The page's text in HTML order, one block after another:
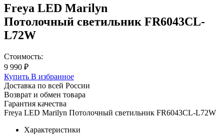
Freya LED Marilyn
Потолочный светильник FR6043CL-
L72W
Стоимость:
9 990 ₽
Купить В избранное
Доставка по всей России
Возврат и обмен товара
Гарантия качества
Freya LED Marilyn Потолочный светильник FR6043CL-L72W
Характеристики